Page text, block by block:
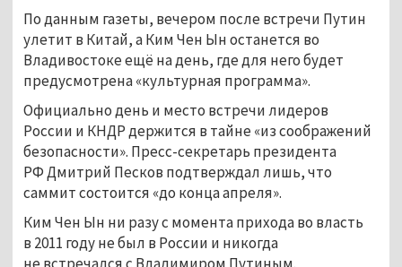
По данным газеты, вечером после встречи Путин
улетит в Китай, а Ким Чен Ын останется во
Владивостоке ещё на день, где для него будет
предусмотрена «культурная программа».
Официально день и место встречи лидеров
России и КНДР держится в тайне «из соображений
безопасности». Пресс-секретарь президента
РФ Дмитрий Песков подтверждал лишь, что
саммит состоится «до конца апреля».
Ким Чен Ын ни разу с момента прихода во власть
в 2011 году не был в России и никогда